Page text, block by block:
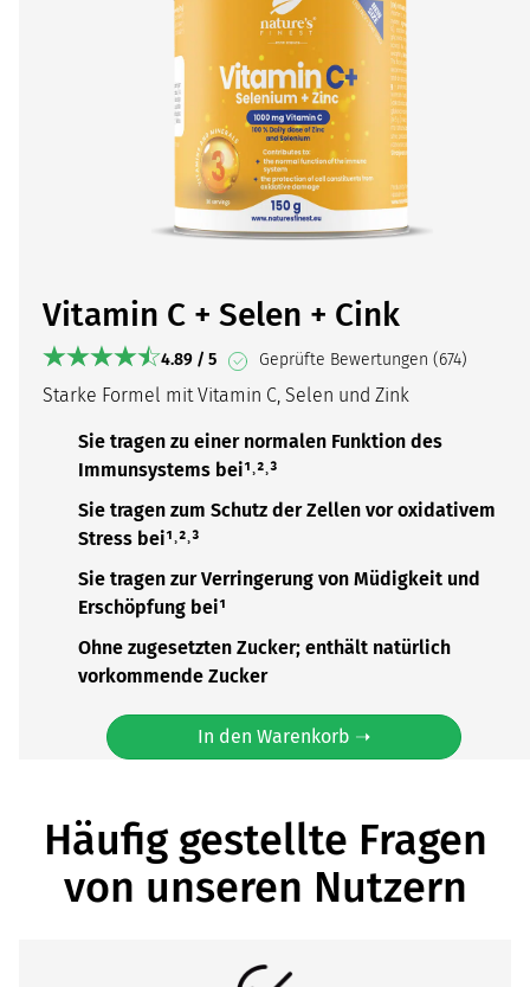
Vitamin C + Selen + Cink
4.89 / 5 Geprüfte Bewertungen (674)
Starke Formel mit Vitamin C, Selen und Zink
Sie tragen zu einer normalen Funktion des
Immunsystems bei¹˒²˒³
Sie tragen zum Schutz der Zellen vor oxidativem
Stress bei¹˒²˒³
Sie tragen zur Verringerung von Müdigkeit und
Erschöpfung bei¹
Ohne zugesetzten Zucker; enthält natürlich
vorkommende Zucker
In den Warenkorb ➝
Häufig gestellte Fragen
von unseren Nutzern